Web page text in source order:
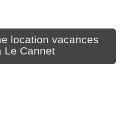
location vacances
Le Cannet